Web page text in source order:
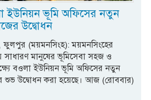
ইউনিয়ন ভূমি অফিসের নতুন
উদ্বোধন
ফুলপুর (ময়মনসিংহ): ময়মনসিংহের
মানুষের ভূমিসেবা সহজ ও
বওলা ইউনিয়ন ভূমি অফিসের নতুন
শুভ উদ্বোধন করা হয়েছে। ​আজ (রোববার)